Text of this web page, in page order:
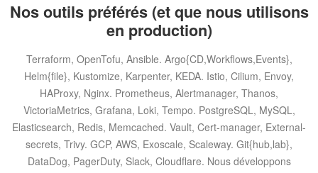
Nos outils préférés (et que nous utilisons
en production)
Terraform, OpenTofu, Ansible. Argo{CD,Workflows,Events},
Helm{file}, Kustomize, Karpenter, KEDA. Istio, Cilium, Envoy,
HAProxy, Nginx. Prometheus, Alertmanager, Thanos,
VictoriaMetrics, Grafana, Loki, Tempo. PostgreSQL, MySQL,
Elasticsearch, Redis, Memcached. Vault, Cert-manager, External-
secrets, Trivy. GCP, AWS, Exoscale, Scaleway. Git{hub,lab},
DataDog, PagerDuty, Slack, Cloudflare. Nous développons